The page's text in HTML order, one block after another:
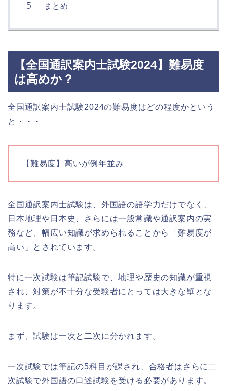
まとめ
【全国通訳案内士試験2024】難易度
は高めか？
全国通訳案内士試験2024の難易度はどの程度かという
と・・・
【難易度】高いが例年並み
全国通訳案内士試験は、外国語の語学力だけでなく、
日本地理や日本史、さらには一般常識や通訳案内の実
務など、幅広い知識が求められることから「難易度が
高い」とされています。
特に一次試験は筆記試験で、地理や歴史の知識が重視
され、対策が不十分な受験者にとっては大きな壁とな
ります。
まず、試験は一次と二次に分かれます。
一次試験では筆記の5科目が課され、合格者はさらに二
次試験で外国語の口述試験を受ける必要があります。